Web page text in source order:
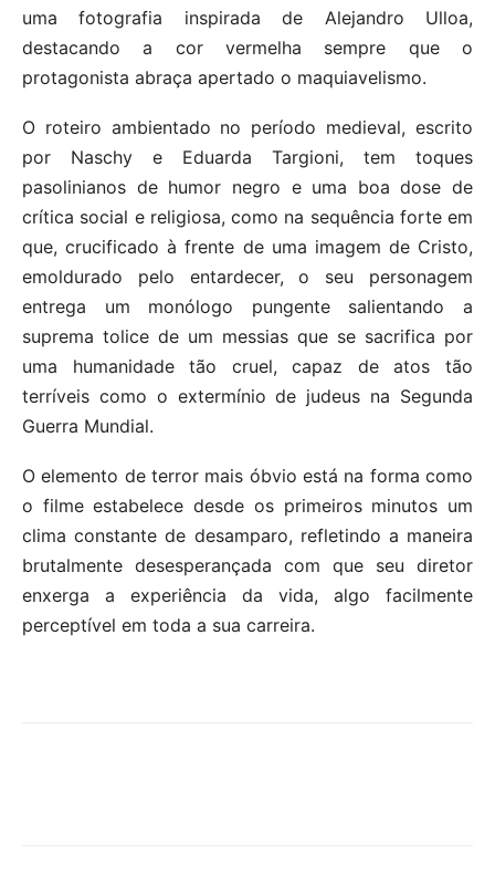
uma fotografia inspirada de Alejandro Ulloa,
destacando a cor vermelha sempre que o
protagonista abraça apertado o maquiavelismo.
O roteiro ambientado no período medieval, escrito
por Naschy e Eduarda Targioni, tem toques
pasolinianos de humor negro e uma boa dose de
crítica social e religiosa, como na sequência forte em
que, crucificado à frente de uma imagem de Cristo,
emoldurado pelo entardecer, o seu personagem
entrega um monólogo pungente salientando a
suprema tolice de um messias que se sacrifica por
uma humanidade tão cruel, capaz de atos tão
terríveis como o extermínio de judeus na Segunda
Guerra Mundial.
O elemento de terror mais óbvio está na forma como
o filme estabelece desde os primeiros minutos um
clima constante de desamparo, refletindo a maneira
brutalmente desesperançada com que seu diretor
enxerga a experiência da vida, algo facilmente
perceptível em toda a sua carreira.